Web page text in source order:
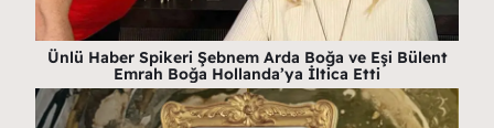
Ünlü Haber Spikeri Şebnem Arda Boğa ve Eşi Bülent
Emrah Boğa Hollanda’ya İltica Etti